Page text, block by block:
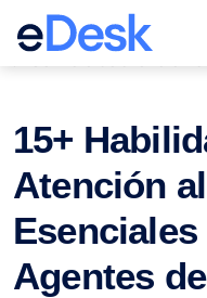
eCommerce Support
15+
Atención
Agentes